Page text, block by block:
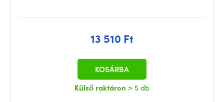
13 510 Ft
Külső raktáron > 5 db
KOSÁRBA